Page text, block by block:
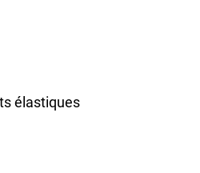
élastiques